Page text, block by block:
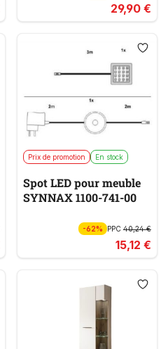
29,90 €
Prix de promotion En stock
Spot LED pour meuble
SYNNAX 1100-741-00
-62% PPC40,24 €
15,12 €